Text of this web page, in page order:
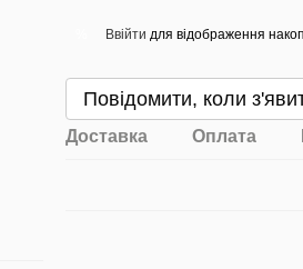
Ввійти для відображення
Повідомити, коли
Доставка Оплата